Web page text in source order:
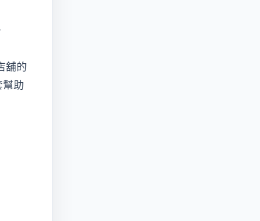
舖的
助